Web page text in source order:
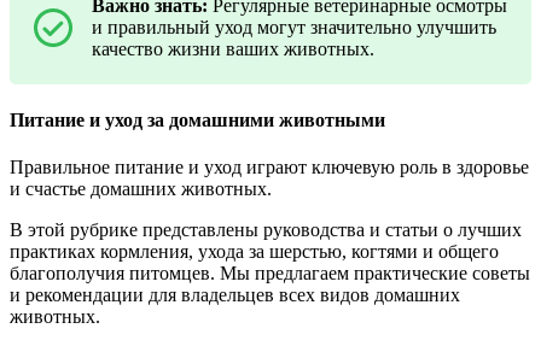
Важно знать: Регулярные ветеринарные осмотры
и правильный уход могут значительно улучшить
качество жизни ваших животных.
Питание и уход за домашними животными
Правильное питание и уход играют ключевую роль в здоровье
и счастье домашних животных.
В этой рубрике представлены руководства и статьи о лучших
практиках кормления, ухода за шерстью, когтями и общего
благополучия питомцев. Мы предлагаем практические советы
и рекомендации для владельцев всех видов домашних
животных.